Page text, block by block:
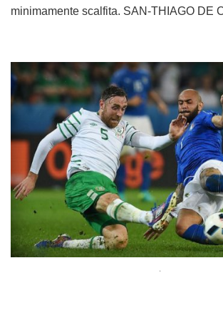
minimamente scalfita. SAN-THIAGO DE
.